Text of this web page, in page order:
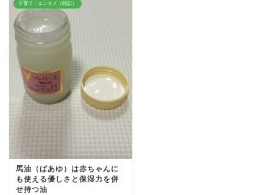
子育て・エンタメ（雑記）
馬油（ばあゆ）は赤ちゃんに
も使える優しさと保湿力を併
せ持つ油